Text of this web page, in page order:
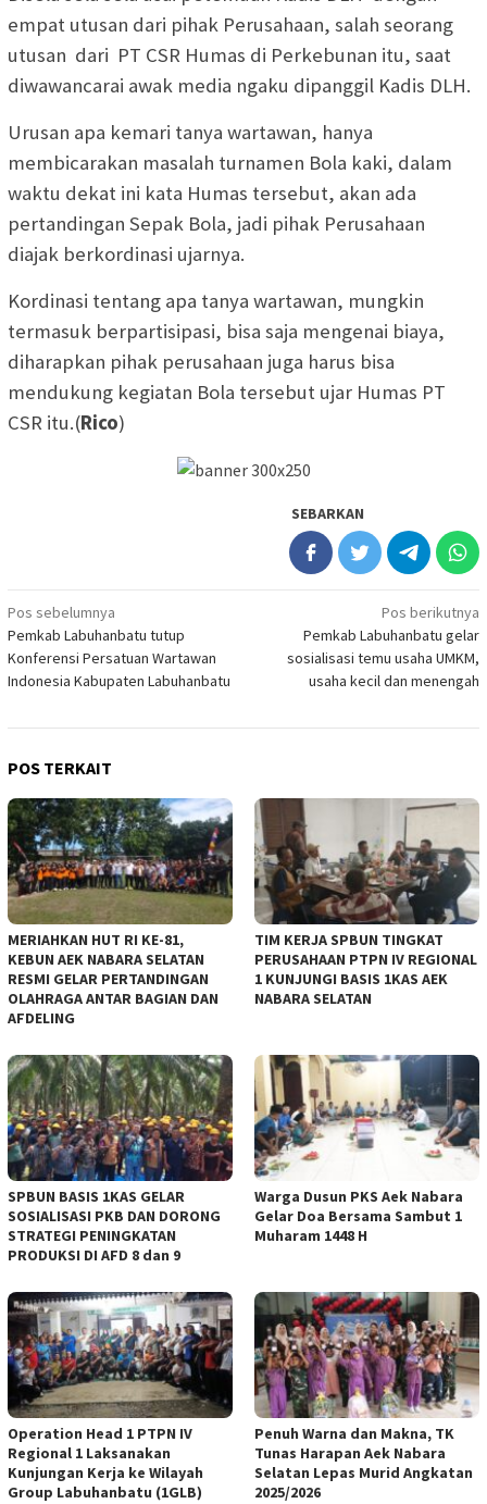
empat utusan dari pihak Perusahaan, salah seorang
utusan dari PT CSR Humas di Perkebunan itu, saat
diwawancarai awak media ngaku dipanggil Kadis DLH.
Urusan apa kemari tanya wartawan, hanya
membicarakan masalah turnamen Bola kaki, dalam
waktu dekat ini kata Humas tersebut, akan ada
pertandingan Sepak Bola, jadi pihak Perusahaan
diajak berkordinasi ujarnya.
Kordinasi tentang apa tanya wartawan, mungkin
termasuk berpartisipasi, bisa saja mengenai biaya,
diharapkan pihak perusahaan juga harus bisa
mendukung kegiatan Bola tersebut ujar Humas PT
CSR itu.(Rico)
SEBARKAN
Navigasi
pos
Pos sebelumnya
Pemkab Labuhanbatu tutup
Konferensi Persatuan Wartawan
Indonesia Kabupaten Labuhanbatu
Pos berikutnya
Pemkab Labuhanbatu gelar
sosialisasi temu usaha UMKM,
usaha kecil dan menengah
POS TERKAIT
MERIAHKAN HUT RI KE-81,
KEBUN AEK NABARA SELATAN
RESMI GELAR PERTANDINGAN
OLAHRAGA ANTAR BAGIAN DAN
AFDELING
TIM KERJA SPBUN TINGKAT
PERUSAHAAN PTPN IV REGIONAL
1 KUNJUNGI BASIS 1KAS AEK
NABARA SELATAN
‎SPBUN BASIS 1KAS GELAR
SOSIALISASI PKB DAN DORONG
STRATEGI PENINGKATAN
PRODUKSI DI AFD 8 dan 9
‎Warga Dusun PKS Aek Nabara
Gelar Doa Bersama Sambut 1
Muharam 1448 H
Operation Head 1 PTPN IV
Regional 1 Laksanakan
Kunjungan Kerja ke Wilayah
Group Labuhanbatu (1GLB)
Penuh Warna dan Makna, TK
Tunas Harapan Aek Nabara
Selatan Lepas Murid Angkatan
2025/2026